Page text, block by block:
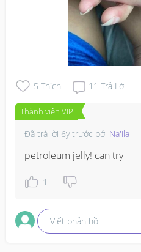
5 Thích 11 Trả Lời
Thành viên VIP
Đã trả lời 6y trước bởi Na'ila
petroleum jelly! can try
1
Viết phản hồi